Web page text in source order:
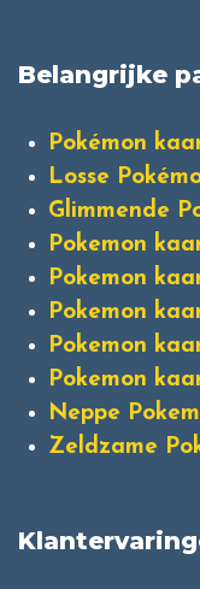
Belangrijke
Pokémon
Losse
Glimmende
Pokemon
Pokemon
Pokemon
Pokemon
Pokemon
Neppe
Zeldzame